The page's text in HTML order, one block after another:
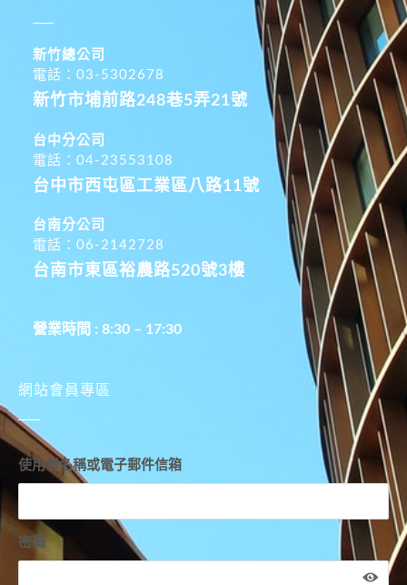
新竹總公司
電話：03-5302678
新竹市埔前路248巷5弄21號
台中分公司
電話：04-23553108
台中市西屯區工業區八路11號
台南分公司
電話：06-2142728
台南市東區裕農路520號3樓
營業時間 : 8:30 – 17:30
網站會員專區
使用者名稱或電子郵件信箱
密碼